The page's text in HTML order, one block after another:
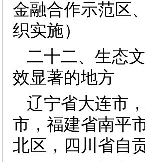
金融合作示范区
织实施）
二十二、生态
效显著的地方
辽宁省大连市
市，福建省南平
北区，四川省自